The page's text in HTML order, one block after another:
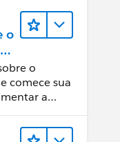
o
o
comece sua
a